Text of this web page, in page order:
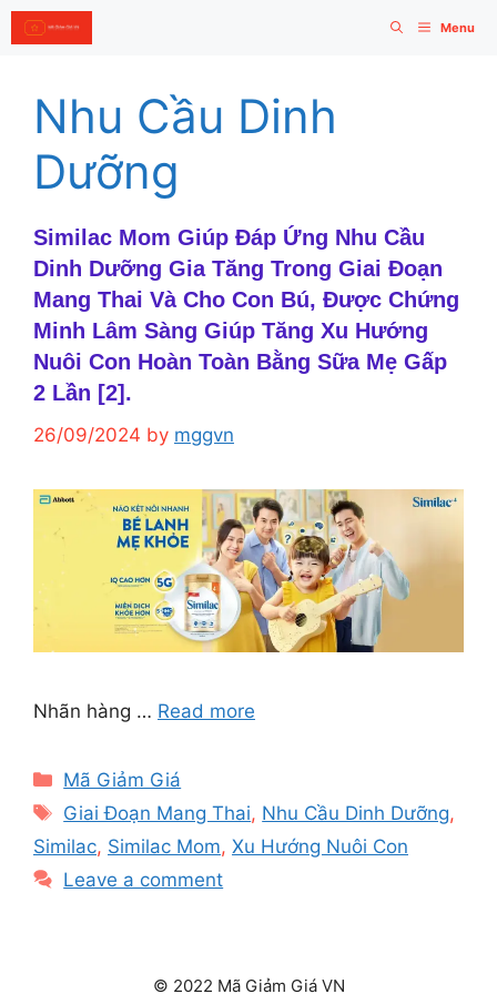
Skip
to
Menu
Nhu Cầu Dinh
Dưỡng
Similac Mom Giúp Đáp Ứng Nhu Cầu
Dinh Dưỡng Gia Tăng Trong Giai Đoạn
Mang Thai Và Cho Con Bú, Được Chứng
Minh Lâm Sàng Giúp Tăng Xu Hướng
Nuôi Con Hoàn Toàn Bằng Sữa Mẹ Gấp
2 Lần [2].
26/09/2024 by mggvn
Nhãn hàng … Read more
Categories
Mã Giảm Giá
Tags
Giai Đoạn Mang Thai, Nhu Cầu Dinh Dưỡng,
Similac, Similac Mom, Xu Hướng Nuôi Con
Leave a comment
© 2022 Mã Giảm Giá VN